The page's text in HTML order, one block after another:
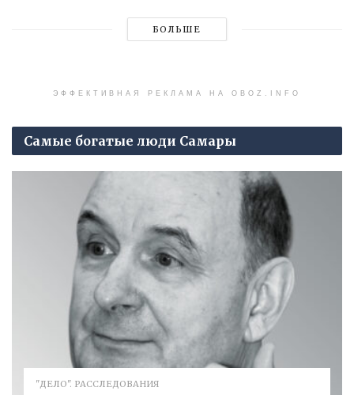
БОЛЬШЕ
ЭФФЕКТИВНАЯ РЕКЛАМА НА OBOZ.INFO
Самые богатые люди Самары
"ДЕЛО". РАССЛЕДОВАНИЯ